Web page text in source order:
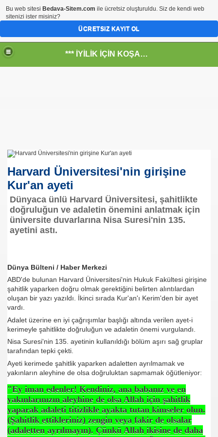
*** İYİLİK İÇİN KOŞANLARIN YERİ***
Harvard Üniversitesi'nin girişine
Kur'an ayeti
Dünyaca ünlü Harvard Üniversitesi, şahitlikte
doğruluğun ve adaletin önemini anlatmak için
üniversite duvarlarına Nisa Suresi'nin 135.
ayetini astı.
Dünya Bülteni / Haber Merkezi
ABD'de bulunan Harvard Üniversitesi'nin Hukuk Fakültesi girişine
şahitlik yaparken doğru olmak gerektiğini belirten alıntılardan
oluşan bir yazı yazıldı. İkinci sırada Kur'an'ı Kerim'den bir ayet
vardı.
Adalet üzerine en iyi çağrışımlar başlığı altında verilen ayet-i
kerimeyle şahitlikte doğruluğun ve adaletin önemi vurgulandı.
Nisa Suresi'nin 135. ayetinin kullanıldığı bölüm aşırı sağ gruplar
tarafından tepki çekti.
Ayeti kerimede şahitlik yaparken adaletten ayrılmamak ve
yakınların aleyhine de olsa doğruluktan sapmamak öğütleniyor:
"Ey iman edenler! Kendiniz, ana babanız ve en
yakınlarınızın aleyhine de olsa Allah için şahitlik
yaparak adaleti titizlikle ayakta tutan kimseler olun.
(Şahitlik ettikleriniz) zengin veya fakir de olsalar
(adaletten ayrılmayın). Çünkü Allah ikisine de daha
- HİDROJEN ENERJİ MRK *NASIL ENGELLENDİ* !!!
AS-DER.
TARİHİ MÜZESİ
Bu web sitesi Bedava-Sitem.com ile ücretsiz oluşturuldu. Siz de kendi web
sitenizi ister misiniz?
ÜCRETSIZ KAYIT OL